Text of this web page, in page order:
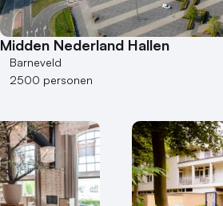
Midden Nederland Hallen
Barneveld
2500 personen